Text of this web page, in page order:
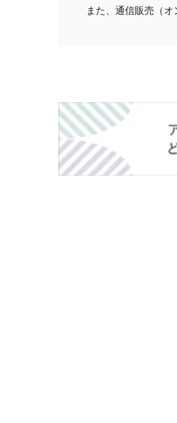
また、通信販売（